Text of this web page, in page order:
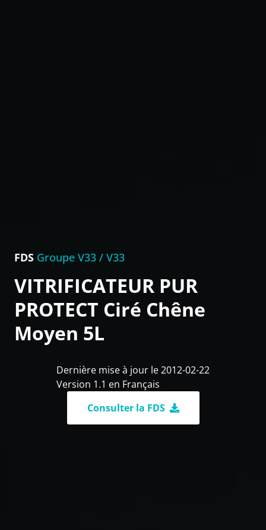
VITRIFICATEUR PUR
PROTECT Ciré Chêne
Moyen 5L
FDS Groupe V33 / V33
Dernière mise à jour le 2012-02-22
Version 1.1 en Français
Consulter la FDS